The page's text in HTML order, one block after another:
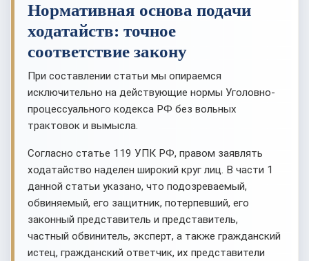
Нормативная основа подачи
ходатайств: точное
соответствие закону
При составлении статьи мы опираемся
исключительно на действующие нормы Уголовно-
процессуального кодекса РФ без вольных
трактовок и вымысла.
Согласно статье 119 УПК РФ, правом заявлять
ходатайство наделен широкий круг лиц. В части 1
данной статьи указано, что подозреваемый,
обвиняемый, его защитник, потерпевший, его
законный представитель и представитель,
частный обвинитель, эксперт, а также гражданский
истец, гражданский ответчик, их представители